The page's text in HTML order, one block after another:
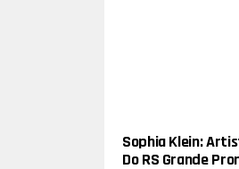
Sophia Klein:
Do RS Grande